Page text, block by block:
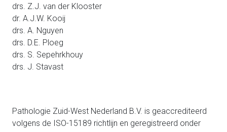
drs. Z.J. van der Klooster
dr. A.J.W. Kooij
drs. A. Nguyen
drs. D.E. Ploeg
drs. S. Sepehrkhouy
drs. J. Stavast
Pathologie Zuid-West Nederland B.V. is geaccrediteerd
volgens de ISO-15189 richtlijn en geregistreerd onder